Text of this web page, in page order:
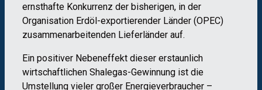
ernsthafte Konkurrenz der bisherigen, in der
Organisation Erdöl-exportierender Länder (OPEC)
zusammenarbeitenden Lieferländer auf.
Ein positiver Nebeneffekt dieser erstaunlich
wirtschaftlichen Shalegas-Gewinnung ist die
Umstellung vieler großer Energieverbraucher –